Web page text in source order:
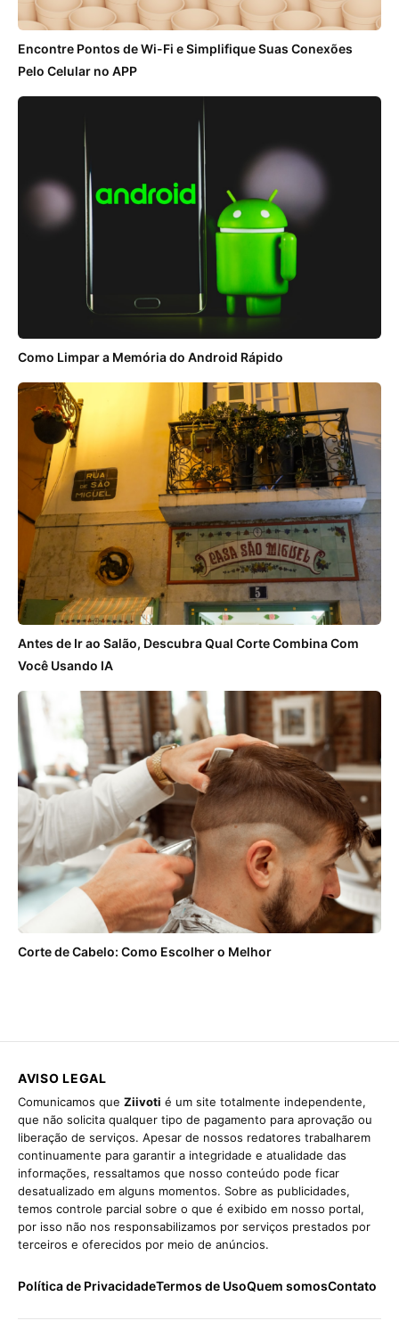
Encontre Pontos de Wi-Fi e Simplifique Suas Conexões
Pelo Celular no APP
Como Limpar a Memória do Android Rápido
Antes de Ir ao Salão, Descubra Qual Corte Combina Com
Você Usando IA
Corte de Cabelo: Como Escolher o Melhor
AVISO LEGAL
Comunicamos que Ziivoti é um site totalmente independente,
que não solicita qualquer tipo de pagamento para aprovação ou
liberação de serviços. Apesar de nossos redatores trabalharem
continuamente para garantir a integridade e atualidade das
informações, ressaltamos que nosso conteúdo pode ficar
desatualizado em alguns momentos. Sobre as publicidades,
temos controle parcial sobre o que é exibido em nosso portal,
por isso não nos responsabilizamos por serviços prestados por
terceiros e oferecidos por meio de anúncios.
Política de PrivacidadeTermos de UsoQuem somosContato